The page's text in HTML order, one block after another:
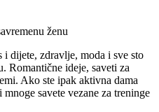
ženu
dijete, zdravlje, moda i sve sto
Romantične ideje, saveti za
Ako ste ipak aktivna dama
savete vezane za treninge